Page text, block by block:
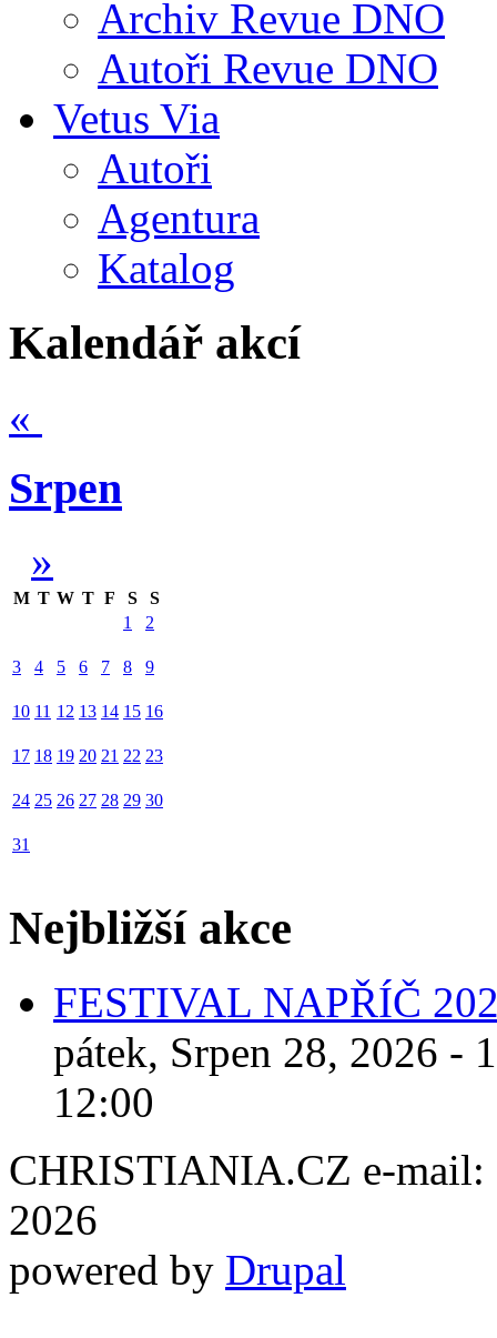
Archiv Revue DNO
Autoři Revue DNO
Vetus Via
Autoři
Agentura
Katalog
Kalendář akcí
«
Srpen
»
M T W T F S
S
1
2
3 4 5 6 7 8 9
10 11 12 13 14 15 16
17 18 19 20 21 22 23
24 25 26 27 28 29 30
31
Nejbližší akce
FESTIVAL NAPŘÍČ
pátek, Srpen 28, 2026 -
12:00
CHRISTIANIA.CZ e-mail:
2026
powered by Drupal